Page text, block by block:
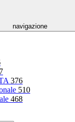
navigazione
376
510
468